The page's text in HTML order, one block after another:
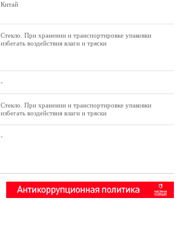
Китай
Стекло. При хранении и транспортировке упаковки
избегать воздействия влаги и тряски
-
Стекло. При хранении и транспортировке упаковки
избегать воздействия влаги и тряски
-